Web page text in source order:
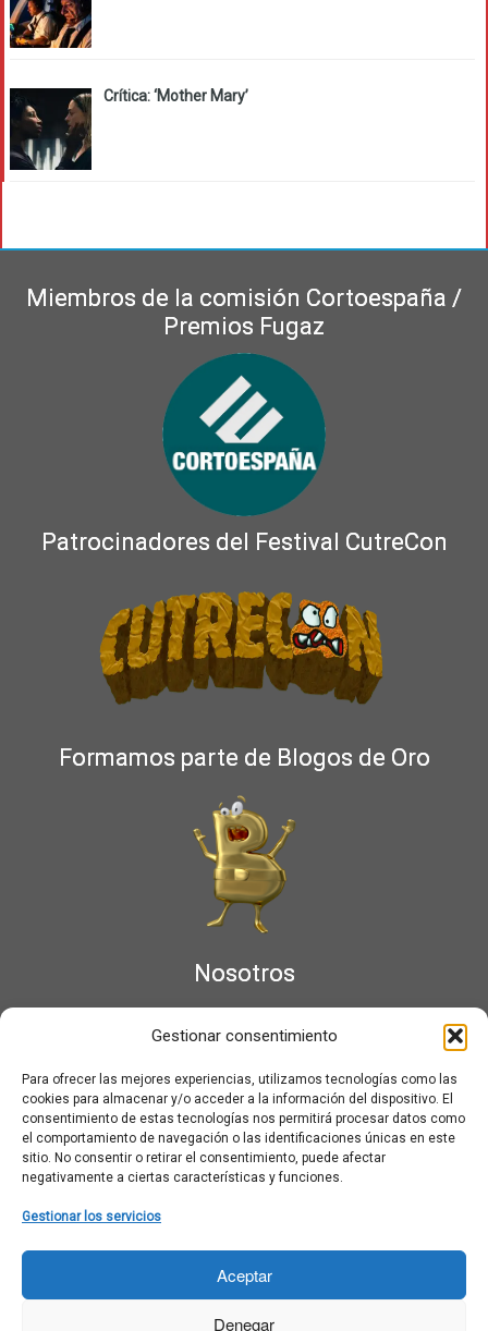
Gestionar consentimiento
Para ofrecer las mejores experiencias, utilizamos tecnologías como las
cookies para almacenar y/o acceder a la información del dispositivo. El
consentimiento de estas tecnologías nos permitirá procesar datos como
el comportamiento de navegación o las identificaciones únicas en este
sitio. No consentir o retirar el consentimiento, puede afectar
negativamente a ciertas características y funciones.
Gestionar los servicios
Aceptar
Denegar
Crítica: ‘Mother Mary’
Miembros de la comisión Cortoespaña /
Premios Fugaz
Patrocinadores del Festival CutreCon
Formamos parte de Blogos de Oro
Nosotros
Aviso legal
Más información sobre las cookies
Noticias al correo
Política de cookies
Política de cookies (UE)
Política de privacidad
Ponte en contacto con nosotros
Buscar: